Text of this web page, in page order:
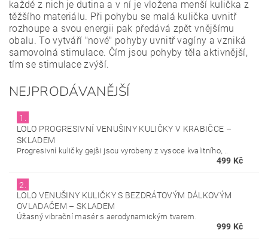
každé z nich je dutina a v ní je vložena menší kulička z
těžšího materiálu. Při pohybu se malá kulička uvnitř
rozhoupe a svou energii pak předává zpět vnějšímu
obalu. To vytváří "nové" pohyby uvnitř vagíny a vzniká
samovolná stimulace. Čím jsou pohyby těla aktivnější,
tím se stimulace zvýší.
NEJPRODÁVANĚJŠÍ
1.
LOLO PROGRESIVNÍ VENUŠINY KULIČKY V KRABIČCE –
SKLADEM
Progresivní kuličky gejši jsou vyrobeny z vysoce kvalitního,...
499 Kč
2.
LOLO VENUŠINY KULIČKY S BEZDRÁTOVÝM DÁLKOVÝM
OVLADAČEM – SKLADEM
Úžasný vibrační masér s aerodynamickým tvarem.
999 Kč